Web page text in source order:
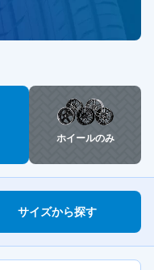
ホイールのみ
サイズから探す